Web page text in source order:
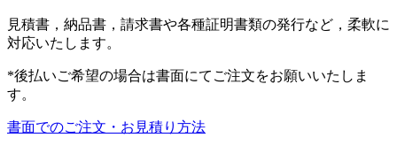
見積書，納品書，請求書や各種証明書類の発行など，柔軟に
対応いたします。
*後払いご希望の場合は書面にてご注文をお願いいたしま
す。
書面でのご注文・お見積り方法